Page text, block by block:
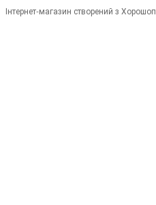
Інтернет-магазин створений з Хорошоп